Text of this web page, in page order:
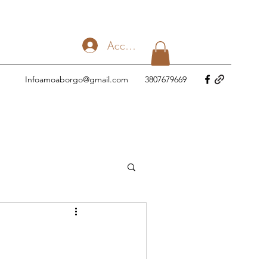
Infoamoaborgo@gmail.com 3807679669
Accedi